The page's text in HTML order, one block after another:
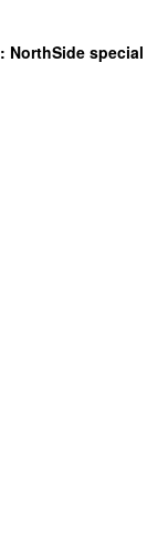
: NorthSide special